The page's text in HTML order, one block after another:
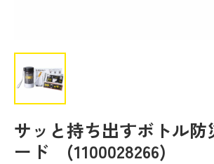
サッと持ち出すボトル防
ード (1100028266)